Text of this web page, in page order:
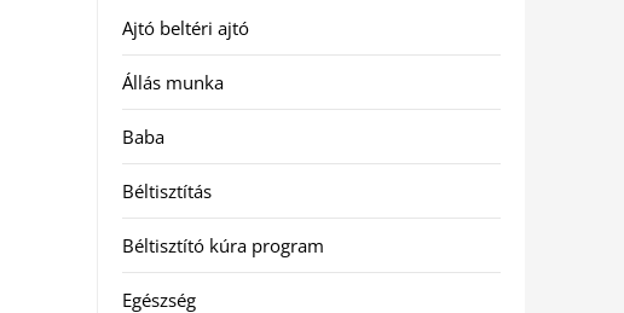
Ajtó beltéri ajtó
Állás munka
Baba
Béltisztítás
Béltisztító kúra program
Egészség